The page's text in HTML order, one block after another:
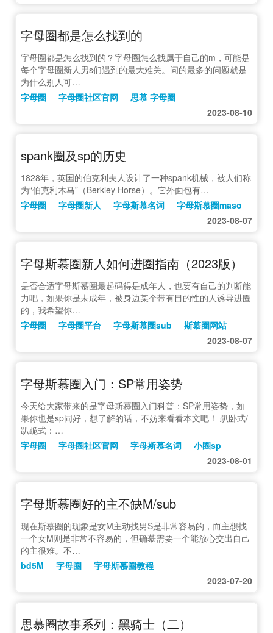
字母圈都是怎么找到的
字母圈都是怎么找到的？字母圈怎么找属于自己的m，可能是
每个字母圈新人男s们遇到的最大难关。问的最多的问题就是
为什么别人可…
字母圈
字母圈社区官网
思慕 字母圈
2023-08-10
spank圈及sp的历史
1828年，英国的伯克利夫人设计了一种spank机械，被人们称
为“伯克利木马”（Berkley Horse）。它外面包有…
字母圈
字母圈新人 字母斯慕名词
字母斯慕圈maso
2023-08-07
字母斯慕圈新人如何进圈指南（2023版）
是否合适字母斯慕圈最起码得是成年人，也要有自己的判断能
力吧，如果你是未成年，被身边某个带有目的性的人诱导进圈
的，我希望你…
字母圈
字母圈平台 字母斯慕圈sub
斯慕圈网站
2023-08-07
字母斯慕圈入门：SP常用姿势
今天给大家带来的是字母斯慕圈入门科普：SP常用姿势，如
果你也是sp同好，想了解的话，不妨来看看本文吧！ 趴卧式/
趴跪式：…
字母圈
字母圈社区官网 字母斯慕名词
小圈sp
2023-08-01
字母斯慕圈好的主不缺M/sub
现在斯慕圈的现象是女M主动找男S是非常容易的，而主想找
一个女M则是非常不容易的，但确慕需要一个能放心交出自己
的主很难。不…
bd5M
字母圈
字母斯慕圈教程
2023-07-20
思慕圈故事系列：黑骑士（二）